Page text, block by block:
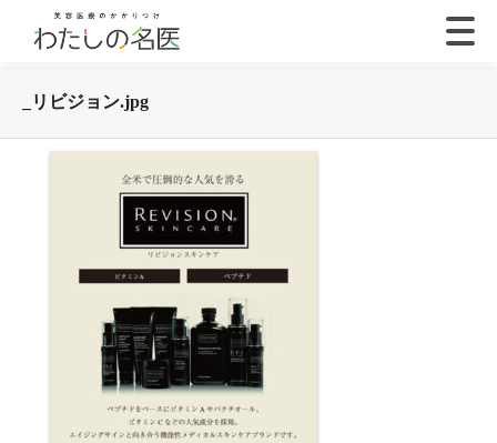
_リビジョン.jpg